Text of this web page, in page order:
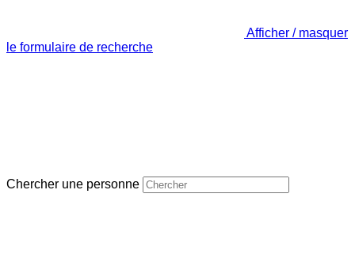
Afficher / masquer
le formulaire de recherche
Chercher une personne